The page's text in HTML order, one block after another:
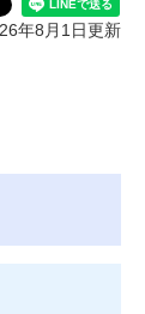
年8月1日更新